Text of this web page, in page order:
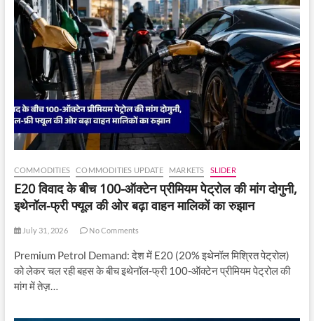
COMMODITIES COMMODITIES UPDATE MARKETS SLIDER
E20 विवाद के बीच 100-ऑक्टेन प्रीमियम पेट्रोल की मांग दोगुनी,
इथेनॉल-फ्री फ्यूल की ओर बढ़ा वाहन मालिकों का रुझान
July 31, 2026 No Comments
Premium Petrol Demand: देश में E20 (20% इथेनॉल मिश्रित पेट्रोल)
को लेकर चल रही बहस के बीच इथेनॉल-फ्री 100-ऑक्टेन प्रीमियम पेट्रोल की
मांग में तेज़…